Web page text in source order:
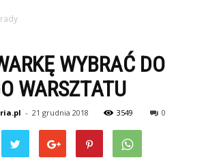
WYBRAĆ DO
WARSZTATU
- 21 grudnia 2018 3549 0